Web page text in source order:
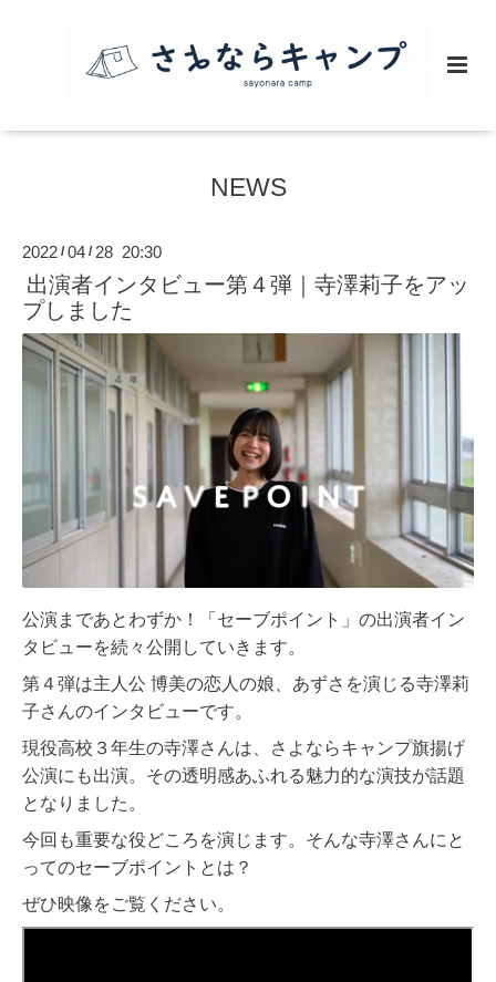
NEWS
2022 /04 /28 20:30
出演者インタビュー第４弾｜寺澤莉子をアッ
プしました
公演まであとわずか！「セーブポイント」の出演者イン
タビューを続々公開していきます。
第４弾は主人公 博美の恋人の娘、あずさを演じる寺澤莉
子さんのインタビューです。
現役高校３年生の寺澤さんは、さよならキャンプ旗揚げ
公演にも出演。その透明感あふれる魅力的な演技が話題
となりました。
今回も重要な役どころを演じます。そんな寺澤さんにと
ってのセーブポイントとは？
ぜひ映像をご覧ください。